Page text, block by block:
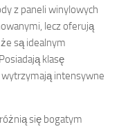
z paneli winylowych
lecz oferują
są idealnym
klasę
wytrzymają intensywne
się bogatym